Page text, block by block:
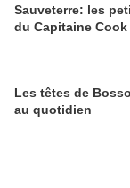
Sauveterre: les
du Capitaine Cook
Les têtes de
au quotidien